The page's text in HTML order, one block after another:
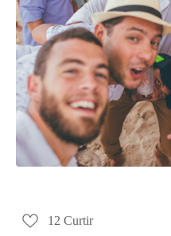
12 Curtir